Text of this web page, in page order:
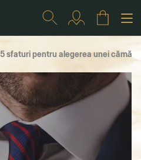
5 sfaturi pentru alegerea unei